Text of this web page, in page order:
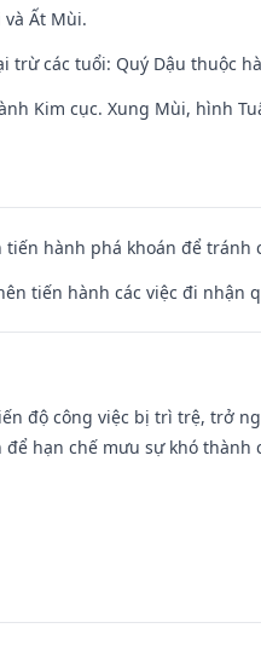
và Ất Mùi.
trừ các tuổi: Quý Dậu thuộc
Kim cục. Xung Mùi, hình
hành phá khoán để tránh
tiến hành các việc đi
độ công việc bị trì trệ, trở
hạn chế mưu sự khó thành